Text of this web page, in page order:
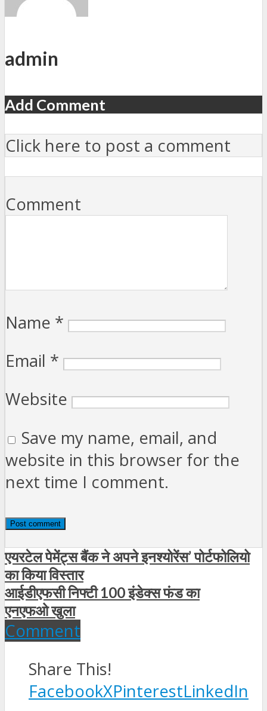
admin
Add Comment
Click here to post a comment
Comment
Name *
Email *
Website
Save my name, email, and
website in this browser for the
next time I comment.
एयरटेल पेमेंट्स बैंक ने अपने इनश्योरेंस’ पोर्टफोलियो
का किया विस्तार
आईडीएफसी निफ्टी 100 इंडेक्स फंड का
एनएफओ खुला
Comment
Share This!
FacebookXPinterestLinkedIn